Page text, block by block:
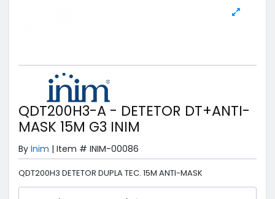
QDT200H3-A - DETETOR DT+ANTI-
MASK 15M G3 INIM
By Inim | Item # INIM-00086
QDT200H3 DETETOR DUPLA TEC. 15M ANTI-MASK